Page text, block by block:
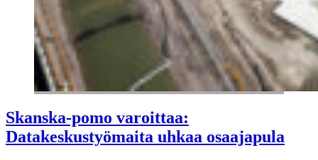
Skanska-pomo varoittaa:
Datakeskustyömaita uhkaa osaajapula